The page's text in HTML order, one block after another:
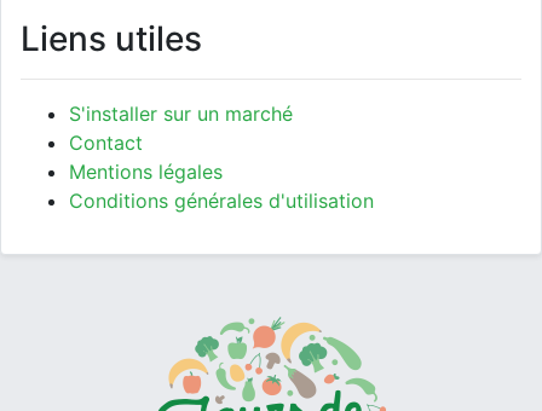
Liens utiles
S'installer sur un marché
Contact
Mentions légales
Conditions générales d'utilisation